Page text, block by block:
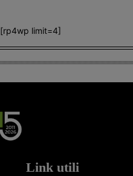
[rp4wp limit=4]
Link utili